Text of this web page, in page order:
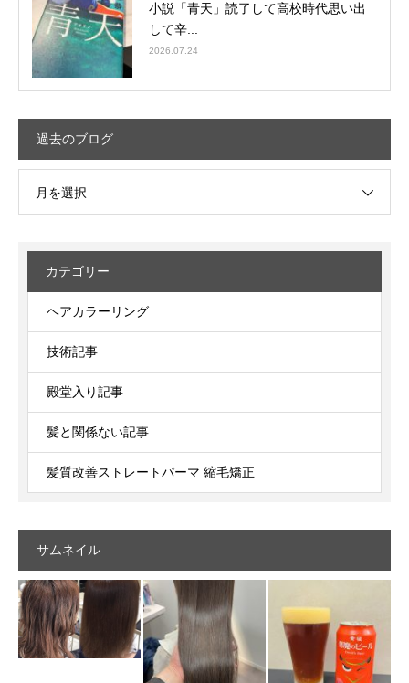
小説「青天」読了して高校時代思い出
して辛...
2026.07.24
過去のブログ
月を選択
カテゴリー
ヘアカラーリング
技術記事
殿堂入り記事
髪と関係ない記事
髪質改善ストレートパーマ 縮毛矯正
サムネイル